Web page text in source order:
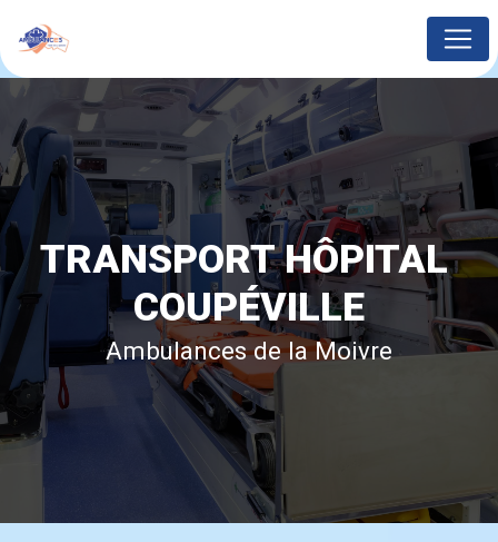
TRANSPORT HÔPITAL
COUPÉVILLE
Ambulances de la Moivre